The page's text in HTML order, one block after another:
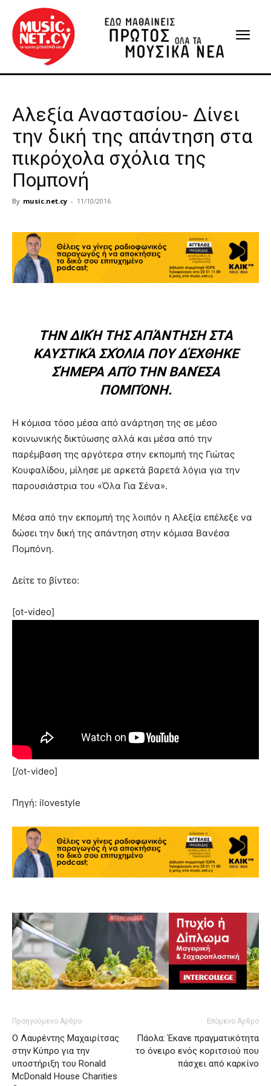
Αλεξία Αναστασίου- Δίνει
την δική της απάντηση στα
πικρόχολα σχόλια της
Πομπονή
By music.net.cy - 11/10/2016
ΤΗΝ ΔΙΚΉ ΤΗΣ ΑΠΆΝΤΗΣΗ ΣΤΑ
ΚΑΥΣΤΙΚΆ ΣΧΌΛΙΑ ΠΟΥ ΔΈΧΘΗΚΕ
ΣΉΜΕΡΑ ΑΠΌ ΤΗΝ ΒΑΝΈΣΑ
ΠΟΜΠΌΝΗ.
Η κόμισα τόσο μέσα από ανάρτηση της σε μέσο
κοινωνικής δικτύωσης αλλά και μέσα από την
παρέμβαση της αργότερα στην εκπομπή της Γιώτας
Κουφαλίδου, μίλησε με αρκετά βαρετά λόγια για την
παρουσιάστρια του «Όλα Για Σένα».
Μέσα από την εκπομπή της λοιπόν η Αλεξία επέλεξε να
δώσει την δική της απάντηση στην κόμισα Βανέσα
Πομπόνη.
Δείτε το βίντεο:
[ot-video]
[/ot-video]
Πηγή: ilovestyle
Προηγούμενο Άρθρο
Ο Λαυρέντης Μαχαιρίτσας
στην Κύπρο για την
υποστήριξη του Ronald
McDonald House Charities
Επόμενο Άρθρο
Πάολα: Έκανε πραγματικότητα
το όνειρο ενός κοριτσιού που
πάσχει από καρκίνο